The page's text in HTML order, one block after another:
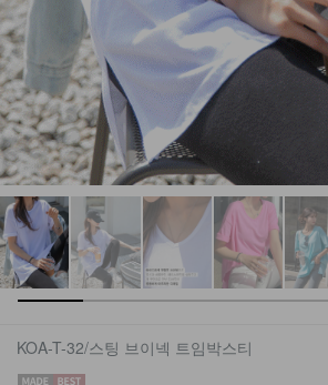
KOA-T-32/스팅 브이넥 트임박스티